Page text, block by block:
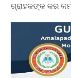
ଗ୍ରାହକଙ୍କ କର